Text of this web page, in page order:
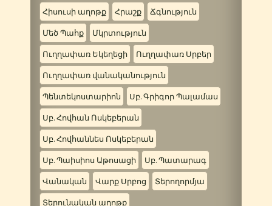
Հիսուսի աղոթք Հրաշք Ճգնություն
Մեծ Պահք Մկրտություն
Ուղղափառ Եկեղեցի Ուղղափառ Սրբեր
Ուղղափառ վանականություն
Պենտեկոստարիոն Սբ. Գրիգոր Պալամաս
Սբ. Հովհան Ոսկեբերան
Սբ. Հովհաննես Ոսկեբերան
Սբ. Պաիսիոս Աթոսացի Սբ. Պատարագ
Վանական Վարք Սրբոց Տերողորմյա
Տերունական աղոթք